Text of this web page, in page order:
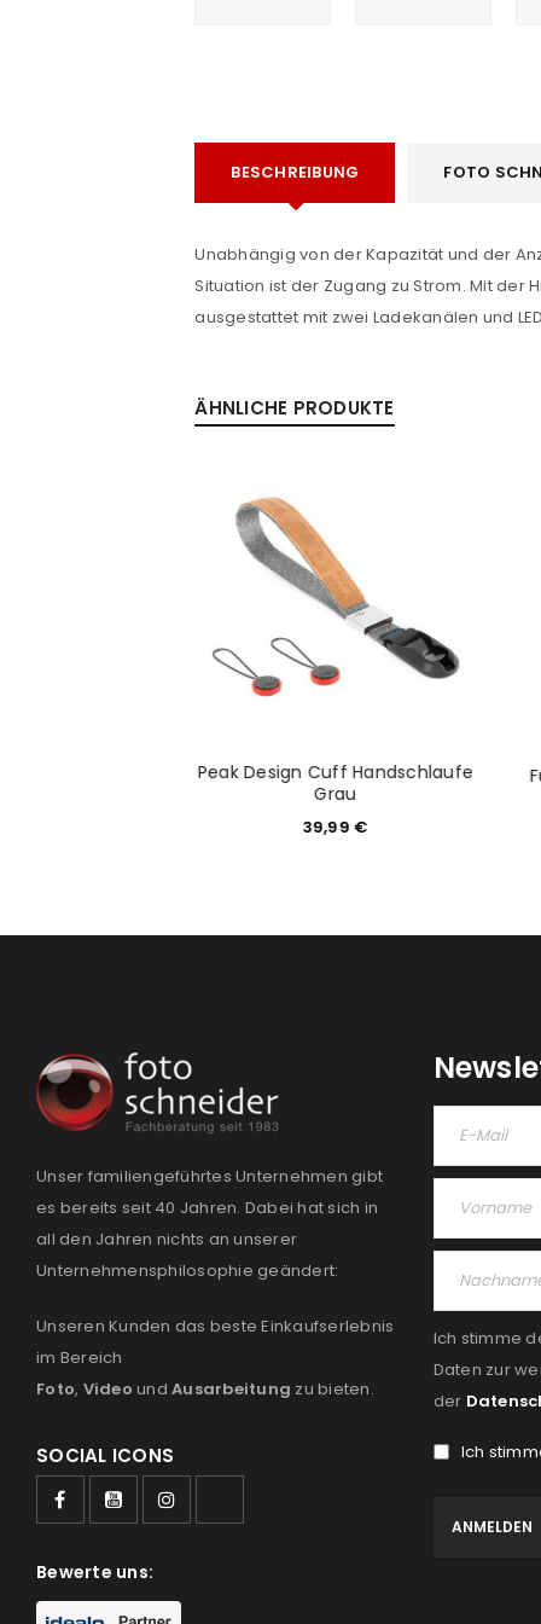
Benutzername oder E-Mail-
Passwort*
Anmeldeformular
ANMELDEN
PASSWORT VERGESSEN?
BESCHREIBUNG FOTO
Unabhängig von der Kapazität und der
Situation ist der Zugang zu Strom. Mit der
ausgestattet mit zwei Ladekanälen und
ÄHNLICHE PRODUKTE
Peak Design Cuff Handschlaufe
Grau
39,99 €
Unser familiengeführtes Unternehmen gibt
es bereits seit 40 Jahren. Dabei hat sich in
all den Jahren nichts an unserer
Unternehmensphilosophie geändert:
Unseren Kunden das beste Einkaufserlebnis
im Bereich
Foto, Video und Ausarbeitung zu bieten.
SOCIAL ICONS
Bewerte uns:
Ich stimme
Daten zur
der
Ich